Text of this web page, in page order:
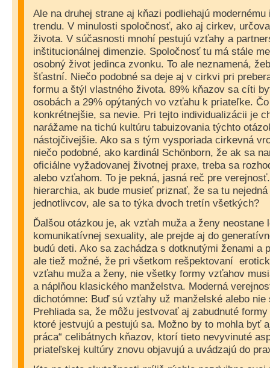
Ale na druhej strane aj kňazi podliehajú
trendu. V minulosti spoločnosť, ako aj cirkev,
života. V súčasnosti mnohí pestujú vzťahy a
inštitucionálnej dimenzie. Spoločnosť tu má stále
osobný život jedinca zvonku. To ale neznamená,
šťastní. Niečo podobné sa deje aj v cirkvi pri
formu a štýl vlastného života. 89% kňazov sa cíti
osobách a 29% opýtaných vo vzťahu k priateľke.
konkrétnejšie, sa nevie. Pri tejto individualizácii je
narážame na tichú kultúru tabuizovania týchto
nástojčivejšie. Ako sa s tým vysporiada cirkevná
niečo podobné, ako kardinál Schönborn, že ak sa
oficiálne vyžadovanej životnej praxe, treba sa
alebo vzťahom. To je pekná, jasná reč pre
hierarchia, ak bude musieť priznať, že sa tu
jednotlivcov, ale sa to týka dvoch tretín všetkých?
Ďalšou otázkou je, ak vzťah muža a ženy neostane
komunikatívnej sexuality, ale prejde aj do
budú deti. Ako sa zachádza s dotknutými ženami a
ale tiež možné, že pri všetkom rešpektovaní
vzťahu muža a ženy, nie všetky formy vzťahov
a náplňou klasického manželstva. Moderná
dichotómne: Buď sú vzťahy už manželské alebo
Prehliada sa, že môžu jestvovať aj zabudnuté
ktoré jestvujú a pestujú sa. Možno by to mohla byť
práca“ celibátnych kňazov, ktorí tieto nevyvinuté
priateľskej kultúry znovu objavujú a uvádzajú do